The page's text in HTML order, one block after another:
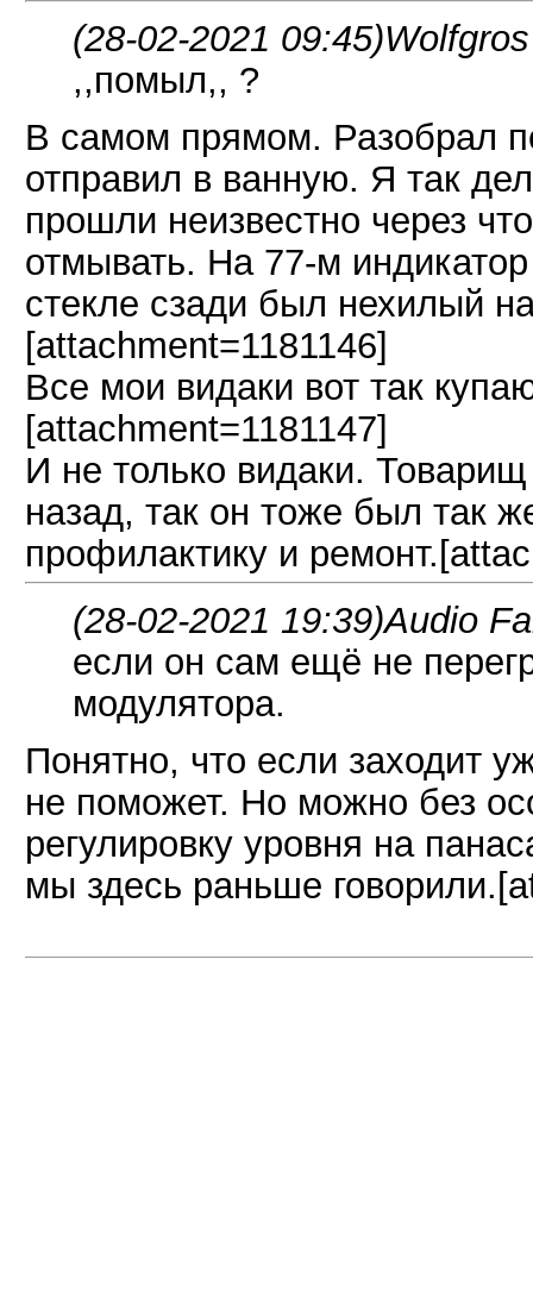
(28-02-2021 09:45)
,,помыл,, ?
В самом прямом. Разобрал
отправил в ванную. Я так
прошли неизвестно через
отмывать. На 77-м
стекле сзади был нехилый
[attachment=1181146]
Все мои видаки вот так
[attachment=1181147]
И не только видаки.
назад, так он тоже был так
профилактику и
(28-02-2021 19:39)Audio
если он сам ещё не
модулятора.
Понятно, что если заходит
не поможет. Но можно без
регулировку уровня на
мы здесь раньше